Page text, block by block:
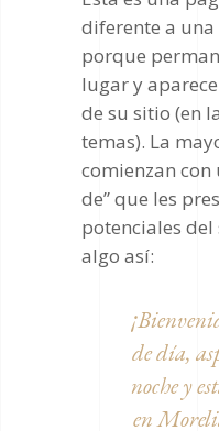
diferente a
porque
lugar y
de su sitio (en
temas). La
comienzan con
de” que les
potenciales
algo así:
de día,
noche y
en